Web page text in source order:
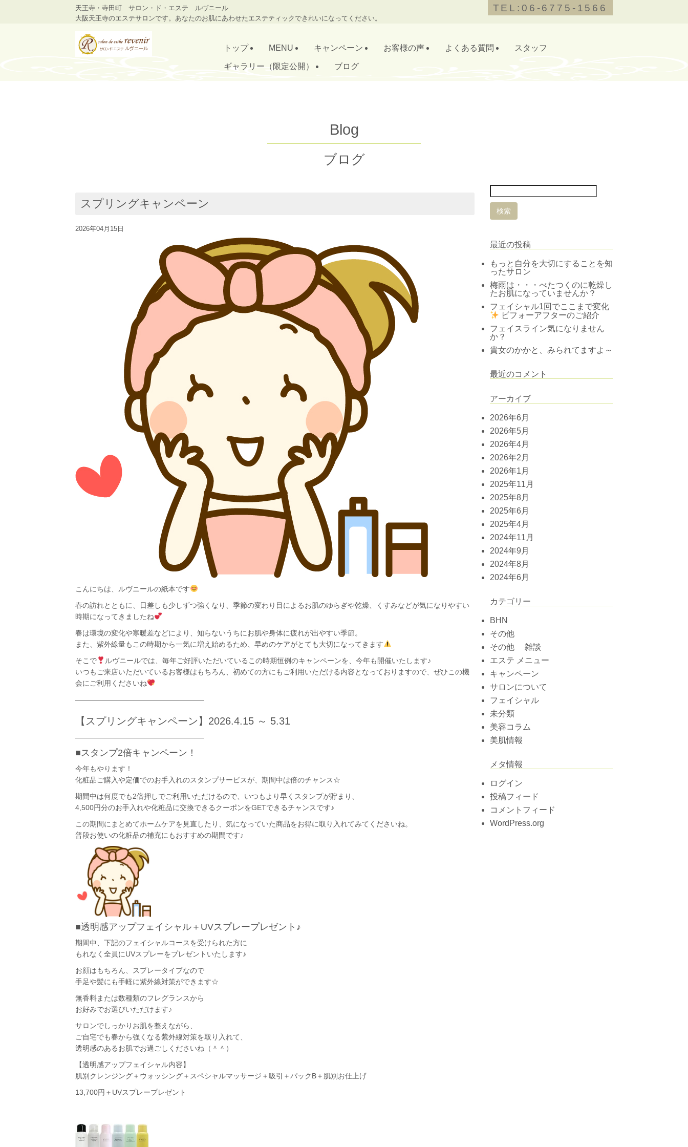
天王寺・寺田町 サロン・ド・エステ ルヴニール
大阪天王寺のエステサロンです。あなたのお肌にあわせたエステティックできれいになってください。
TEL:06-6775-1566
トップ MENU キャンペーン お客様の声 よくある質問 スタッフ
ギャラリー（限定公開） ブログ
Blog
ブログ
スプリングキャンペーン
2026年04月15日
こんにちは、ルヴニールの紙本です
春の訪れとともに、日差しも少しずつ強くなり、季節の変わり目によるお肌のゆらぎや乾燥、くすみなどが気になりやすい
時期になってきましたね
春は環境の変化や寒暖差などにより、知らないうちにお肌や身体に疲れが出やすい季節。
また、紫外線量もこの時期から一気に増え始めるため、早めのケアがとても大切になってきます
そこで
ルヴニールでは、毎年ご好評いただいているこの時期恒例のキャンペーンを、今年も開催いたします♪
いつもご来店いただいているお客様はもちろん、初めての方にもご利用いただける内容となっておりますので、ぜひこの機
会にご利用くださいね
――――――――――――――――――
【スプリングキャンペーン】 2026.4.15 ～ 5.31
――――――――――――――――――
■スタンプ2倍キャンペーン！
今年もやります！
化粧品ご購入や定価でのお手入れのスタンプサービスが、期間中は倍のチャンス☆
期間中は何度でも2倍押しでご利用いただけるので、いつもより早くスタンプが貯まり、
4,500円分のお手入れや化粧品に交換できるクーポンをGETできるチャンスです♪
この期間にまとめてホームケアを見直したり、気になっていた商品をお得に取り入れてみてくださいね。
普段お使いの化粧品の補充にもおすすめの期間です♪
■透明感アップフェイシャル＋UVスプレープレゼント♪
期間中、下記のフェイシャルコースを受けられた方に
もれなく 全員にUVスプレーをプレゼント いたします♪
お顔はもちろん、スプレータイプなので
手足や髪にも手軽に紫外線対策ができます☆
無香料または数種類のフレグランスから
お好みでお選びいただけます♪
サロンでしっかりお肌を整えながら、
ご自宅でも春から強くなる紫外線対策を取り入れて、
透明感のあるお肌でお過ごしくださいね（＾＾）
【透明感アップフェイシャル内容】
肌別クレンジング＋ウォッシング＋スペシャルマッサージ＋吸引＋パックB＋肌別お仕上げ
13,700円＋UVスプレープレゼント
最近の投稿
もっと自分を大切にすることを知
ったサロン
梅雨は・・・べたつくのに乾燥し
たお肌になっていませんか？
フェイシャル1回でここまで変化
ビフォーアフターのご紹介
フェイスライン気になりません
か？
貴女のかかと、みられてますよ～
最近のコメント
アーカイブ
2026年6月
2026年5月
2026年4月
2026年2月
2026年1月
2025年11月
2025年8月
2025年6月
2025年4月
2024年11月
2024年9月
2024年8月
2024年6月
カテゴリー
BHN
その他
その他 雑談
エステ メニュー
キャンペーン
サロンについて
フェイシャル
未分類
美容コラム
美肌情報
メタ情報
ログイン
投稿フィード
コメントフィード
WordPress.org